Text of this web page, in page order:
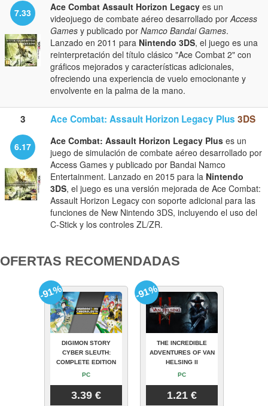
7.33 Ace Combat Assault Horizon Legacy es un
videojuego de combate aéreo desarrollado porAccess
Games y publicado por Namco Bandai Games.
Lanzado en 2011 para Nintendo 3DS, el juego es una
reinterpretación del título clásico "Ace Combat 2" con
gráficos mejorados y características adicionales,
ofreciendo una experiencia de vuelo emocionante y
envolvente en la palma de la mano.
3 Ace Combat: Assault Horizon Legacy Plus 3DS
6.17 Ace Combat: Assault Horizon Legacy Plus es un
juego de simulación de combate aéreo desarrollado por
Access Games y publicado por Bandai Namco
Entertainment. Lanzado en 2015 para la Nintendo
3DS, el juego es una versión mejorada de Ace Combat:
Assault Horizon Legacy con soporte adicional para las
funciones de New Nintendo 3DS, incluyendo el uso del
C-Stick y los controles ZL/ZR.
OFERTAS RECOMENDADAS
DIGIMON STORY
CYBER SLEUTH:
COMPLETE EDITION
PC
3.39 €
-91%
THE INCREDIBLE
ADVENTURES OF VAN
HELSING II
PC
1.21 €
-91%